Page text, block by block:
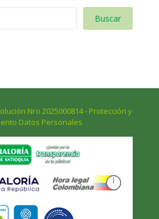
Buscar
Nro 2025000814 - Protección y
Datos Personales